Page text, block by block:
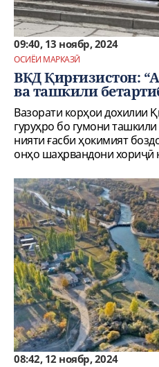
09:40, 13 ноябр, 2024
ОСИЁИ МАРКАЗӢ
ВКД Қирғизистон:
ва ташкили
Вазорати корҳои дохилии
гуруҳро бо гумони
нияти ғасби ҳокимият
онҳо шаҳрвандони хориҷӣ
08:42, 12 ноябр, 2024